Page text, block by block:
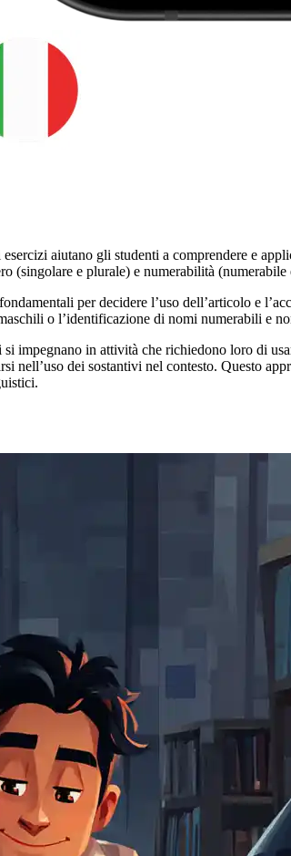
aiutano gli studenti a comprendere e
(singolare e plurale) e numerabilità (numerabile
per decidere l’uso dell’articolo e
o l’identificazione di nomi numerabili e
impegnano in attività che richiedono loro di
nell’uso dei sostantivi nel contesto. Questo